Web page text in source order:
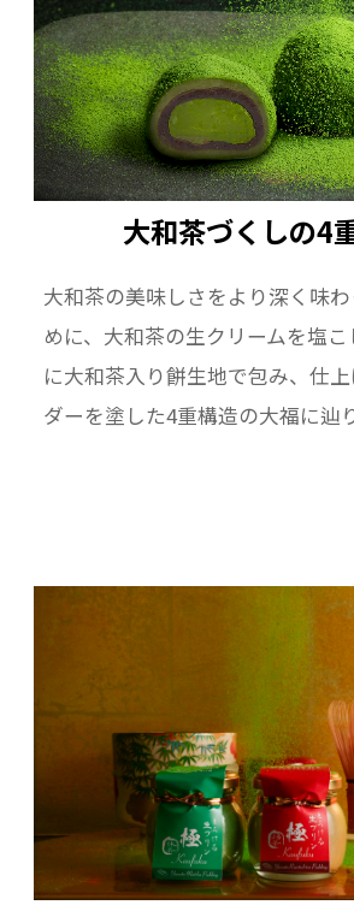
大和茶づくしの4
大和茶の美味しさをより深く味
めに、大和茶の生クリームを塩
に大和茶入り餅生地で包み、仕
ダーを塗した4重構造の大福に辿